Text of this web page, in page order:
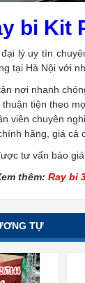
bi Kit
lý uy tín
tại Hà Nội với
nơi nhanh
thuận tiện theo
viên chuyên
hãng, giá cả
tư vấn báo
thêm: Ray bi
TỰ